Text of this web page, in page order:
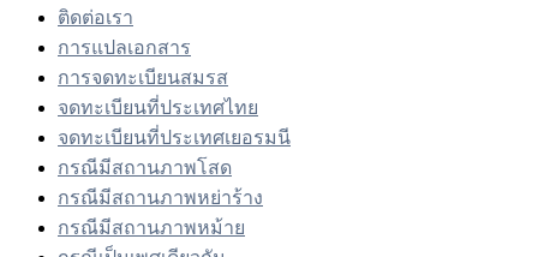
ติดต่อเรา
การแปลเอกสาร
การจดทะเบียนสมรส
จดทะเบียนที่ประเทศไทย
จดทะเบียนที่ประเทศเยอรมนี
กรณีมีสถานภาพโสด
กรณีมีสถานภาพหย่าร้าง
กรณีมีสถานภาพหม้าย